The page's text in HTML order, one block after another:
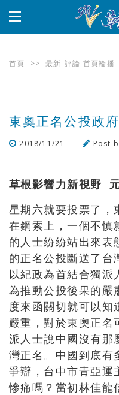
首頁 >> 最新 評論 首頁輪播
東奧正名公投政
2018/11/21 Post
草根影響力新視野
星期六就要投票了，
在鋼索上，一個不慎
的人士紛紛站出來表
的正名公投斷送了台
以紀政為首結合獨派
為推動公投後果的嚴
度來函關切就可以知
嚴重，對於東奧正名
派人士說中國沒有那
灣正名 。中國到底有
爭辯 ， 台中市青亞運
慘痛嗎 ？當初林佳龍